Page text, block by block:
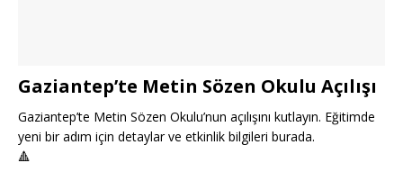
Gaziantep’te Metin Sözen Okulu Açılışı
Gaziantep’te Metin Sözen Okulu’nun açılışını kutlayın. Eğitimde
yeni bir adım için detaylar ve etkinlik bilgileri burada.
🔺